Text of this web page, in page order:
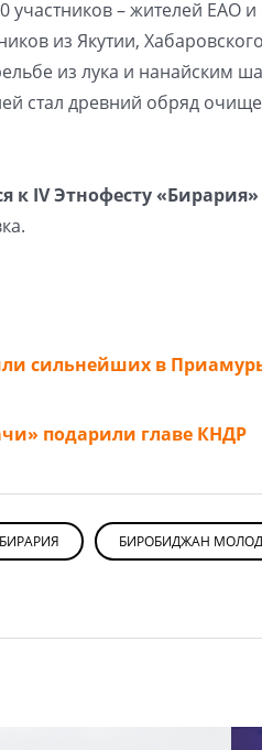
участников – жителей ЕАО
из Якутии,
из лука и нанайским
стал древний обряд
к IV Этнофесту «Бирария»
сильнейших в
подарили главе КНДР
БИРАРИЯ БИРОБИДЖАН